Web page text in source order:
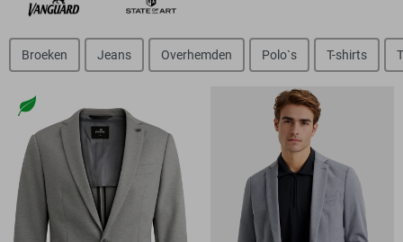
Broeken Jeans Overhemden Polo`s T-shirts